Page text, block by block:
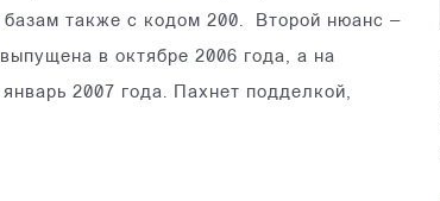
также с кодом 200. Второй нюанс –
в октябре 2006 года, а на
2007 года. Пахнет подделкой,